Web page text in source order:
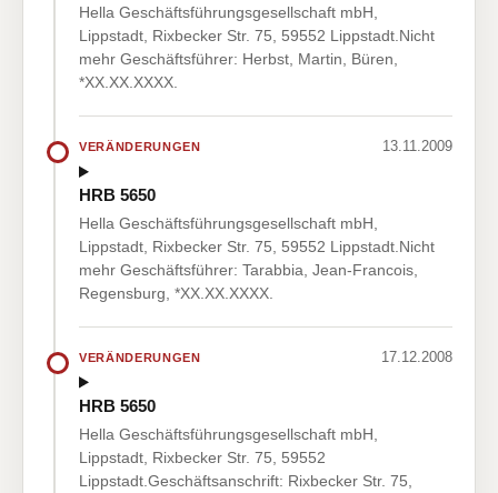
Hella Geschäftsführungsgesellschaft mbH,
Lippstadt, Rixbecker Str. 75, 59552 Lippstadt.Nicht
mehr Geschäftsführer: Herbst, Martin, Büren,
*XX.XX.XXXX.
VERÄNDERUNGEN 13.11.2009
HRB 5650
Hella Geschäftsführungsgesellschaft mbH,
Lippstadt, Rixbecker Str. 75, 59552 Lippstadt.Nicht
mehr Geschäftsführer: Tarabbia, Jean-Francois,
Regensburg, *XX.XX.XXXX.
VERÄNDERUNGEN 17.12.2008
HRB 5650
Hella Geschäftsführungsgesellschaft mbH,
Lippstadt, Rixbecker Str. 75, 59552
Lippstadt.Geschäftsanschrift: Rixbecker Str. 75,